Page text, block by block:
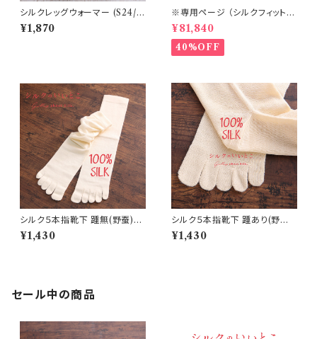
シルクレッグウォーマー (S24/S
25)
¥1,870
※専用ページ （シルクフィット腹
¥81,840
40%OFF
シルク５本指靴下 踵無(野蚕)A
33-47-34
¥1,430
シルク５本指靴下 踵あり(野蚕)
A33-44-10
¥1,430
セール中の商品